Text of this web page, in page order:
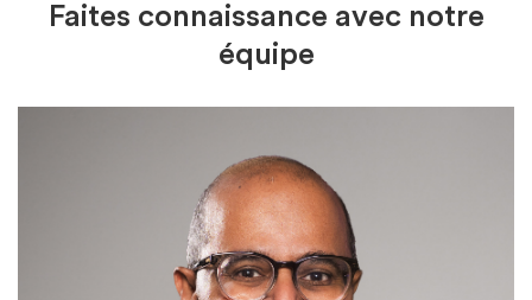
Faites connaissance avec notre
équipe